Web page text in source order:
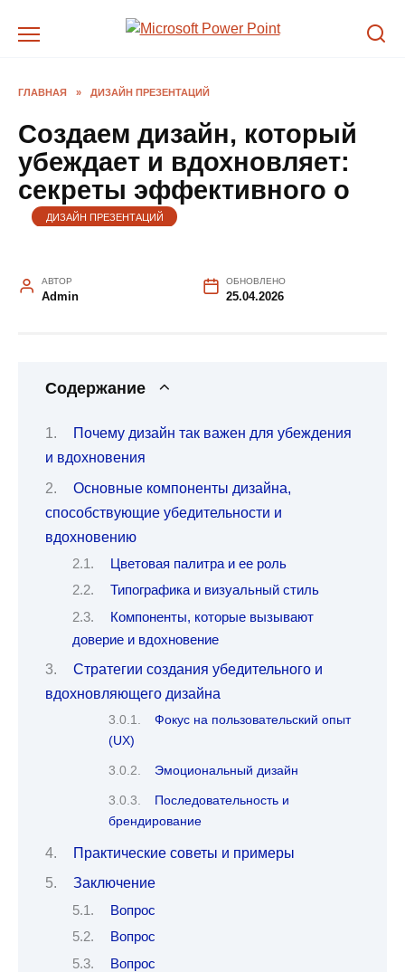
ГЛАВНАЯ » ДИЗАЙН ПРЕЗЕНТАЦИЙ
Создаем дизайн, который
убеждает и вдохновляет:
секреты эффективного о
ДИЗАЙН ПРЕЗЕНТАЦИЙ
АВТОР
Admin
ОБНОВЛЕНО
25.04.2026
Содержание
Почему дизайн так важен для убеждения
и вдохновения
Основные компоненты дизайна,
способствующие убедительности и
вдохновению
Цветовая палитра и ее роль
Типографика и визуальный стиль
Компоненты, которые вызывают
доверие и вдохновение
Стратегии создания убедительного и
вдохновляющего дизайна
Фокус на пользовательский опыт
(UX)
Эмоциональный дизайн
Последовательность и
брендирование
Практические советы и примеры
Заключение
Вопрос
Вопрос
Вопрос